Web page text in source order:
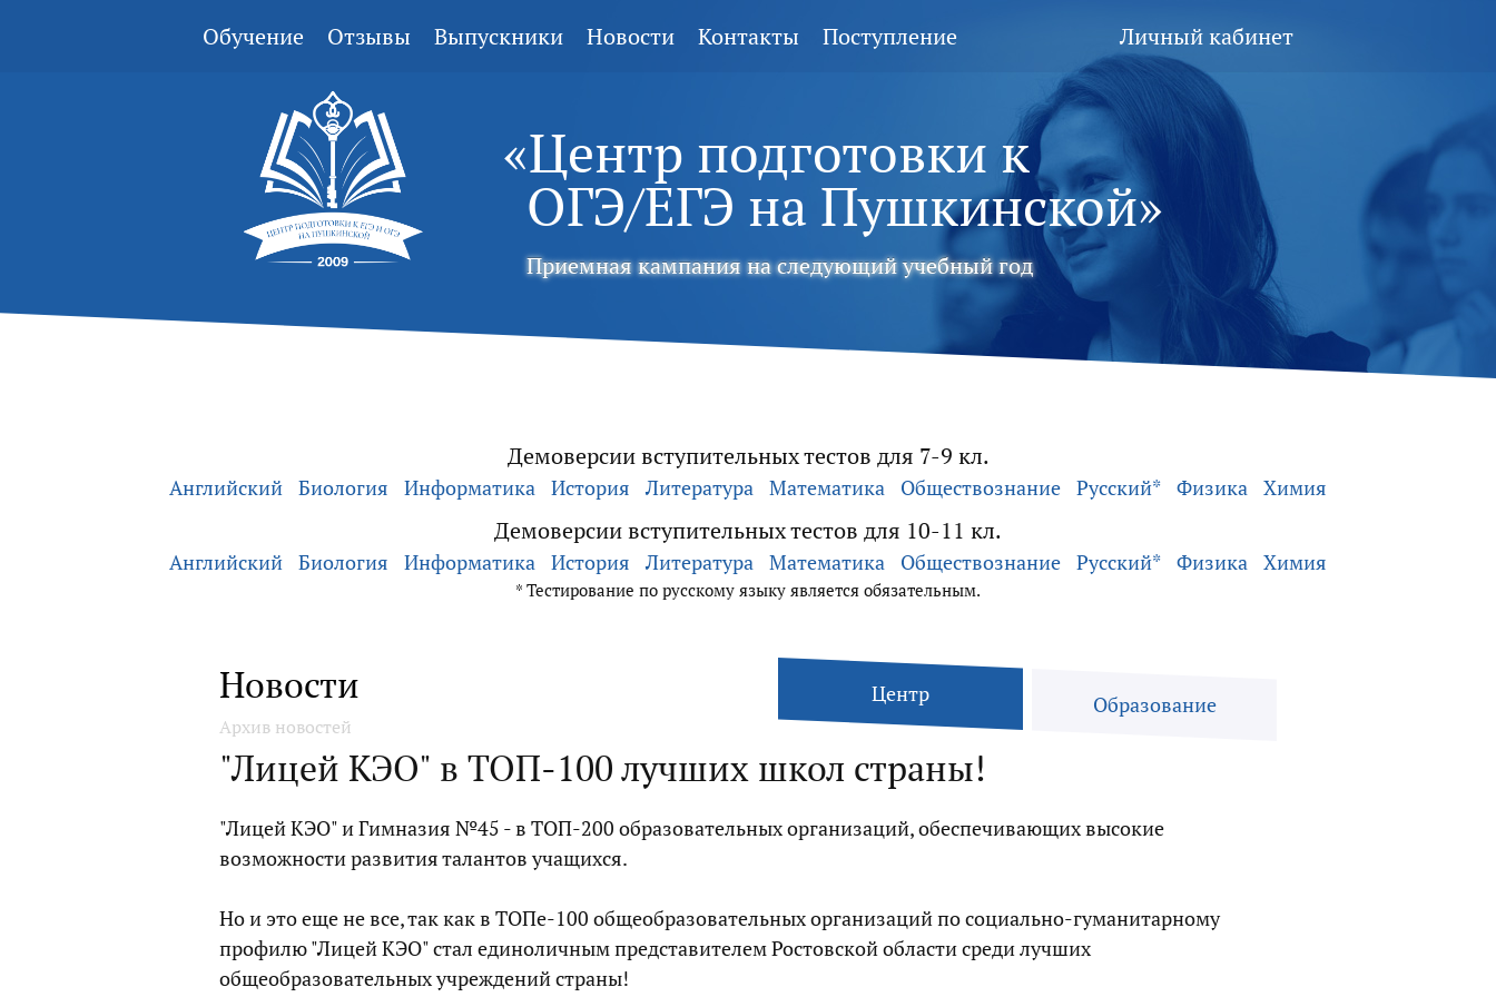
Личный кабинет
Обучение Отзывы Выпускники Новости Контакты Поступление
«Центр подготовки к
ОГЭ/ЕГЭ на Пушкинской»
Приемная кампания на следующий учебный год
Демоверсии вступительных тестов для 7-9 кл.
Английский Биология Информатика История Литература Математика Обществознание Русский* Физика Химия
Демоверсии вступительных тестов для 10-11 кл.
Английский Биология Информатика История Литература Математика Обществознание Русский* Физика Химия
* Тестирование по русскому языку является обязательным.
Новости
Архив новостей
Центр Образование
"Лицей КЭО" в ТОП-100 лучших школ страны!
"Лицей КЭО" и Гимназия №45 - в ТОП-200 образовательных организаций, обеспечивающих высокие
возможности развития талантов учащихся.
Но и это еще не все, так как в ТОПе-100 общеобразовательных организаций по социально-гуманитарному
профилю "Лицей КЭО" стал единоличным представителем Ростовской области среди лучших
общеобразовательных учреждений страны!